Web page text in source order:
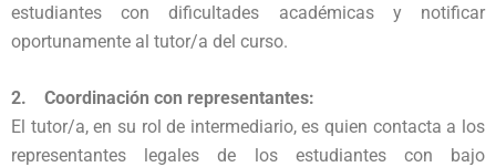
estudiantes con dificultades académicas y notificar
oportunamente al tutor/a del curso.
2. Coordinación con representantes:
El tutor/a, en su rol de intermediario, es quien contacta a los
representantes legales de los estudiantes con bajo